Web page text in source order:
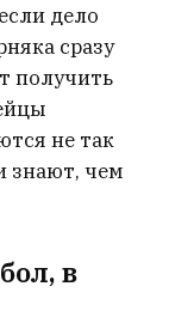
дело
сразу
получить
не так
знают, чем
в